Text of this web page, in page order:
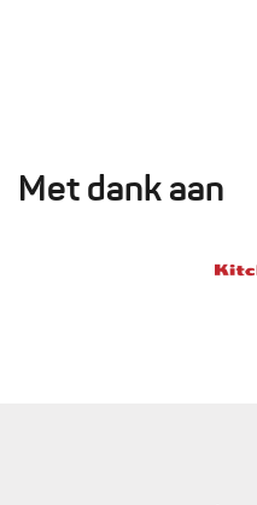
Met dank aan